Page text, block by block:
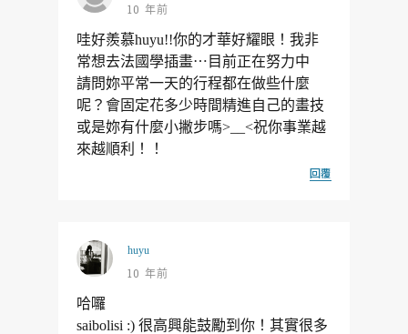
10 年前
哇好羨慕huyu!!你的才華好耀眼！我非
常想去法國學插畫⋯目前正在努力中
請問妳平常一天的行程都在做些什麼
呢？會固定花多少時間精進自己的畫技
或是妳有什麼小撇步嗎>__<祝你事業越
來越順利！！
回覆
huyu
10 年前
哈囉
saibolisi :) 很高興能鼓勵到你！其實很多